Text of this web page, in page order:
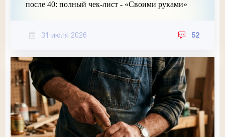
после 40: полный чек-лист - «Своими руками»
31 июля 2026 52